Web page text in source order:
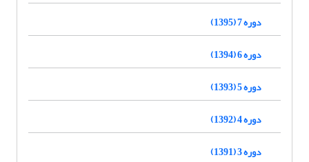
دوره 7 (1395)
دوره 6 (1394)
دوره 5 (1393)
دوره 4 (1392)
دوره 3 (1391)